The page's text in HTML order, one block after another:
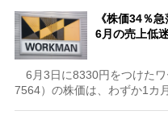
《株価34％
6月の売上低
6月3日に8330円をつけたワ
7564）の株価は、わずか1カ